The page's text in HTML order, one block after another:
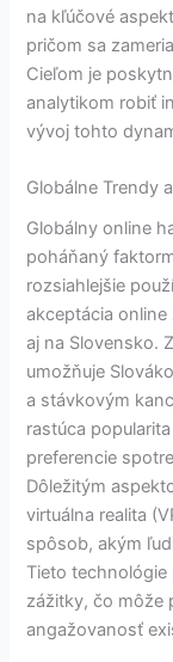
na kľúčové
pričom sa
Cieľom je
analytikom robiť
vývoj tohto
Globálne Trendy
Globálny online
poháňaný
rozsiahlejšie
akceptácia
aj na Slovensko.
umožňuje
a stávkovým
rastúca
preferencie
Dôležitým
virtuálna realita
spôsob, akým
Tieto technológie
zážitky, čo môže
angažovanosť